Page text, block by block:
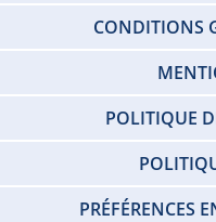
CONDITIONS
POLITIQUE
PRÉFÉRENCES